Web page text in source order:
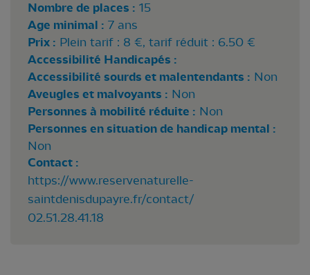
Nombre de places : 15
Age minimal : 7 ans
Prix : Plein tarif : 8 €, tarif réduit : 6.50 €
Accessibilité Handicapés :
Accessibilité sourds et malentendants : Non
Aveugles et malvoyants : Non
Personnes à mobilité réduite : Non
Personnes en situation de handicap mental :
Non
Contact :
https://www.reservenaturelle-
saintdenisdupayre.fr/contact/
02.51.28.41.18